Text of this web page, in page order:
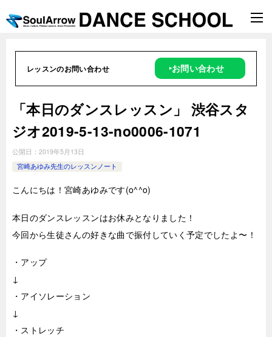
レッスンのお問い合わせ ‣お問い合わせ
「本日のダンスレッスン」 渋谷スタ
ジオ2019-5-13-no0006-1071
公開日： 2019年5月13日
宮崎あゆみ先生のレッスンノート
こんにちは！宮崎あゆみです(o^^o)
本日のダンスレッスンはお休みとなりました！
今回から生徒さんの好きな曲で振付していく予定でしたよ〜！
・アップ
↓
・アイソレーション
↓
・ストレッチ